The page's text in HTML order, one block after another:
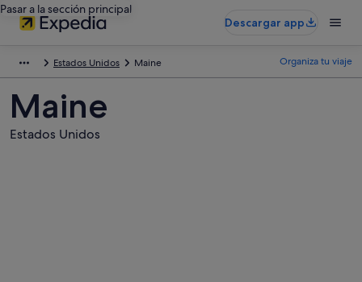
Pasar a la sección principal
Descargar app
Estados Unidos Maine Organiza tu viaje
Maine
Estados Unidos